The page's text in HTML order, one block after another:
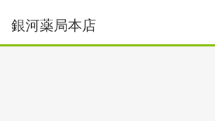
銀河薬局本店